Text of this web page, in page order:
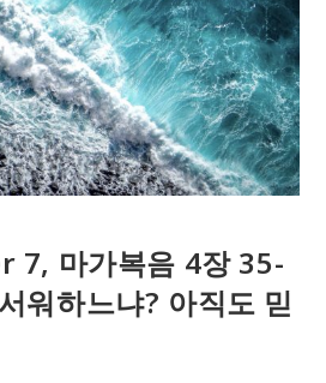
7, 마가복음 4장 35-
워하느냐? 아직도 믿